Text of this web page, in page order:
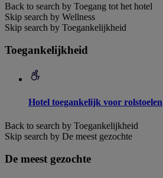
Back to search by Toegang tot het hotel
Skip search by Wellness
Skip search by Toegankelijkheid
Toegankelijkheid
Hotel toegankelijk voor rolstoelen
Back to search by Toegankelijkheid
Skip search by De meest gezochte
De meest gezochte